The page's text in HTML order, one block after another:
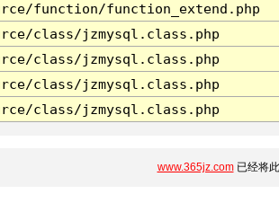
function/function_extend.php
class/jzmysql.class.php
class/jzmysql.class.php
class/jzmysql.class.php
class/jzmysql.class.php
www.365jz.com已经将